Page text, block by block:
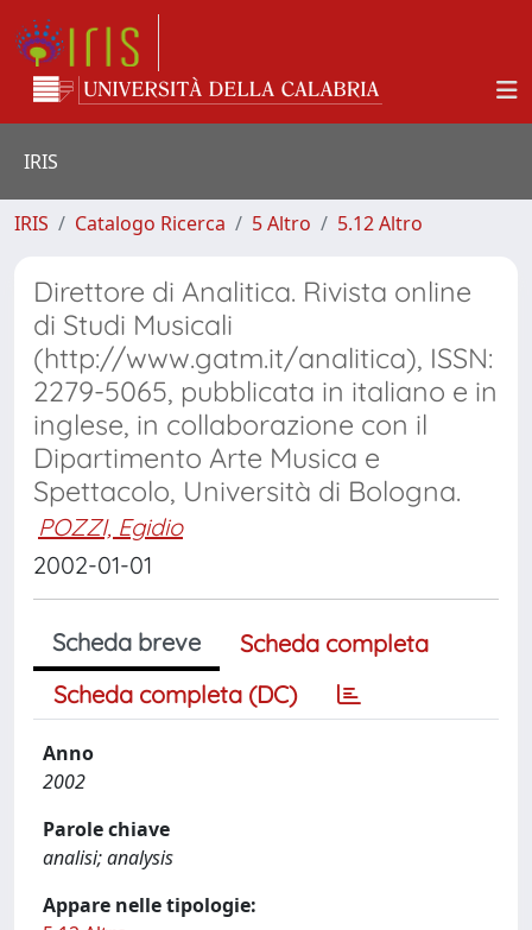
IRIS
IRIS Catalogo Ricerca 5 Altro 5.12 Altro
Direttore di Analitica. Rivista online
di Studi Musicali
(http://www.gatm.it/analitica), ISSN:
2279-5065, pubblicata in italiano e in
inglese, in collaborazione con il
Dipartimento Arte Musica e
Spettacolo, Università di Bologna.
POZZI, Egidio
2002-01-01
Scheda breve
Scheda completa
Scheda completa (DC)
Anno
2002
Parole chiave
analisi; analysis
Appare nelle tipologie: